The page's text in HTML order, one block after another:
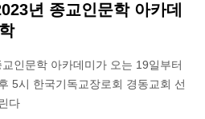
년 종교인문학 아카데
인문학 아카데미가 오는 19일부터
5시 한국기독교장로회 경동교회 선
다